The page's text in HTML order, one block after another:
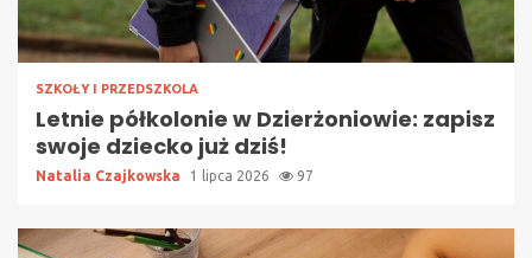
SZKOŁY I PRZEDSZKOLA
Letnie półkolonie w Dzierżoniowie: zapisz
swoje dziecko już dziś!
Natalia Czajkowska 1 lipca 2026 97